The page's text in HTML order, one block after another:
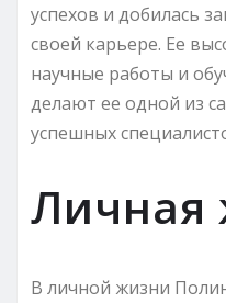
успехов и добилась
своей карьере. Ее
научные работы и
делают ее одной из
успешных
Личная
В личной жизни